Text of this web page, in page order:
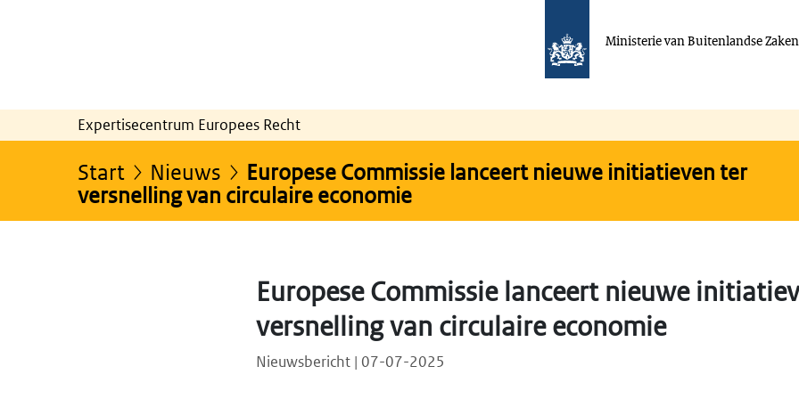
Ministerie van Buitenlandse Zaken
Expertisecentrum Europees Recht
Start Nieuws
Europese Commissie lanceert nieuwe initiatieven ter
versnelling van circulaire economie
Europese Commissie lanceert nieuwe
versnelling van circulaire economie
Nieuwsbericht | 07-07-2025